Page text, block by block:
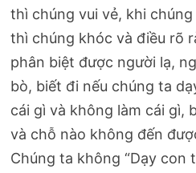
thì chúng vui vẻ, khi
thì chúng khóc và điều rõ
phân biệt được người lạ,
bò, biết đi nếu chúng ta
cái gì và không làm cái gì,
và chỗ nào không đến
Chúng ta không “Dạy con